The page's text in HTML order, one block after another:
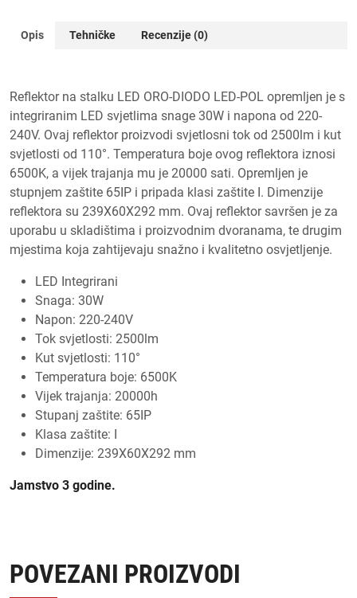
Opis Tehničke Recenzije (0)
Reflektor na stalku LED ORO-DIODO LED-POL opremljen je s
integriranim LED svjetlima snage 30W i napona od 220-
240V. Ovaj reflektor proizvodi svjetlosni tok od 2500lm i kut
svjetlosti od 110°. Temperatura boje ovog reflektora iznosi
6500K, a vijek trajanja mu je 20000 sati. Opremljen je
stupnjem zaštite 65IP i pripada klasi zaštite I. Dimenzije
reflektora su 239X60X292 mm. Ovaj reflektor savršen je za
uporabu u skladištima i proizvodnim dvoranama, te drugim
mjestima koja zahtijevaju snažno i kvalitetno osvjetljenje.
LED Integrirani
Snaga: 30W
Napon: 220-240V
Tok svjetlosti: 2500lm
Kut svjetlosti: 110°
Temperatura boje: 6500K
Vijek trajanja: 20000h
Stupanj zaštite: 65IP
Klasa zaštite: I
Dimenzije: 239X60X292 mm
Jamstvo 3 godine.
POVEZANI PROIZVODI